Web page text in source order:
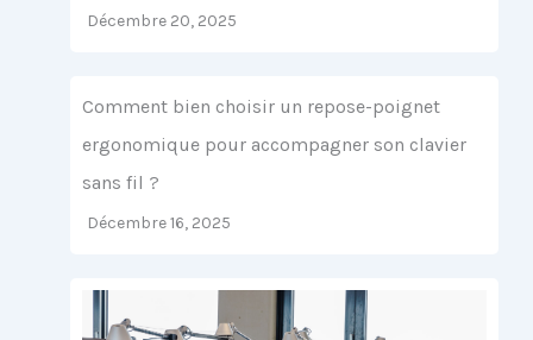
Décembre 20, 2025
Comment bien choisir un repose-poignet
ergonomique pour accompagner son clavier
sans fil ?
Décembre 16, 2025